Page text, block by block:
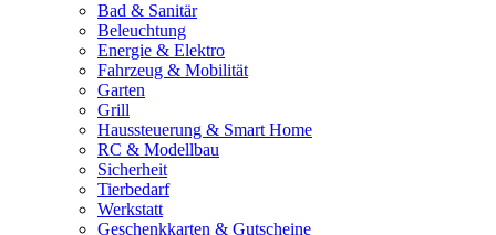
Bad & Sanitär
Beleuchtung
Energie & Elektro
Fahrzeug & Mobilität
Garten
Grill
Haussteuerung & Smart Home
RC & Modellbau
Sicherheit
Tierbedarf
Werkstatt
Geschenkkarten & Gutscheine